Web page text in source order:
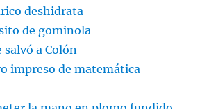
deshidrata
de gominola
salvó a Colón
impreso de matemática